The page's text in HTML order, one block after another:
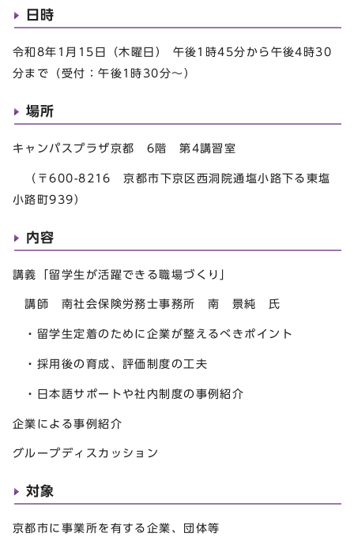
日時
令和8年1月15日（木曜日） 午後1時45分から午後4時30
分まで（受付：午後1時30分～）
場所
キャンパスプラザ京都 6階 第4講習室
（〒600-8216 京都市下京区西洞院通塩小路下る東塩
小路町939）
内容
講義「留学生が活躍できる職場づくり」
講師 南社会保険労務士事務所 南 景純 氏
・留学生定着のために企業が整えるべきポイント
・採用後の育成、評価制度の工夫
・日本語サポートや社内制度の事例紹介
企業による事例紹介
グループディスカッション
対象
京都市に事業所を有する企業、団体等